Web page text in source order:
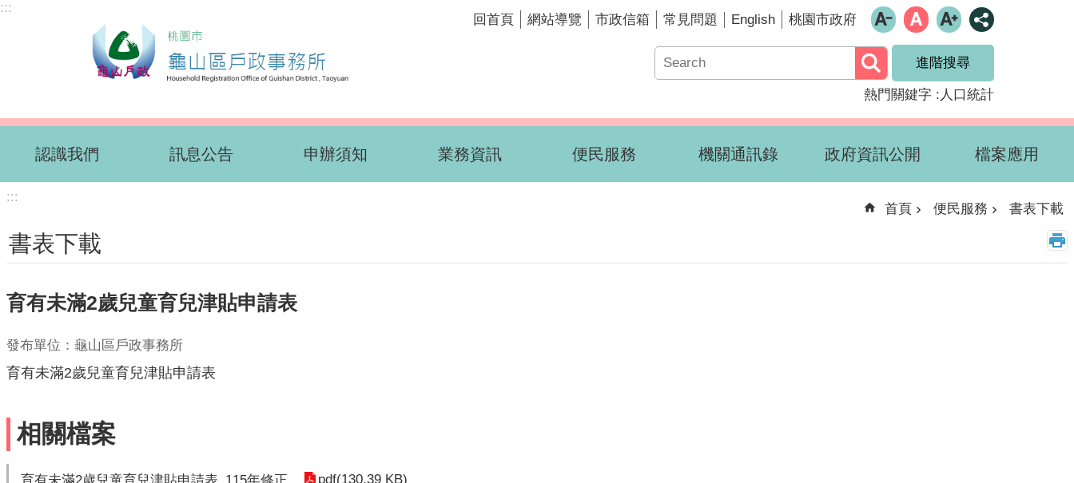
跳到主要內容區塊
:::
回首頁 網站導覽 市政信箱 常見問題 English 桃園市政府
進階搜尋
熱門關鍵字 人口統計
認識我們 訊息公告 申辦須知 業務資訊 便民服務 機關通訊錄 政府資訊公開 檔案應用
:::
首頁 便民服務 書表下載
書表下載
育有未滿2歲兒童育兒津貼申請表
發布單位：龜山區戶政事務所
育有未滿2歲兒童育兒津貼申請表
相關檔案
pdf(130.39 KB)